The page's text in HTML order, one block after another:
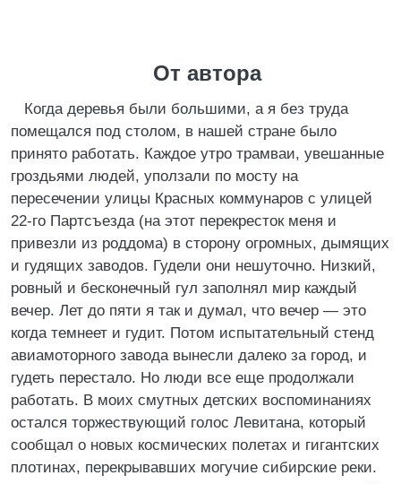
От автора
Когда деревья были большими, а я без труда
помещался под столом, в нашей стране было
принято работать. Каждое утро трамваи, увешанные
гроздьями людей, уползали по мосту на
пересечении улицы Красных коммунаров с улицей
22-го Партсъезда (на этот перекресток меня и
привезли из роддома) в сторону огромных, дымящих
и гудящих заводов. Гудели они нешуточно. Низкий,
ровный и бесконечный гул заполнял мир каждый
вечер. Лет до пяти я так и думал, что вечер — это
когда темнеет и гудит. Потом испытательный стенд
авиамоторного завода вынесли далеко за город, и
гудеть перестало. Но люди все еще продолжали
работать. В моих смутных детских воспоминаниях
остался торжествующий голос Левитана, который
сообщал о новых космических полетах и гигантских
плотинах, перекрывавших могучие сибирские реки.